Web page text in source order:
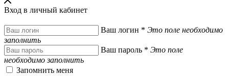
Вход в личный кабинет
Ваш логин * Это поле необходимо
заполнить
Ваш пароль * Это поле
необходимо заполнить
Запомнить меня